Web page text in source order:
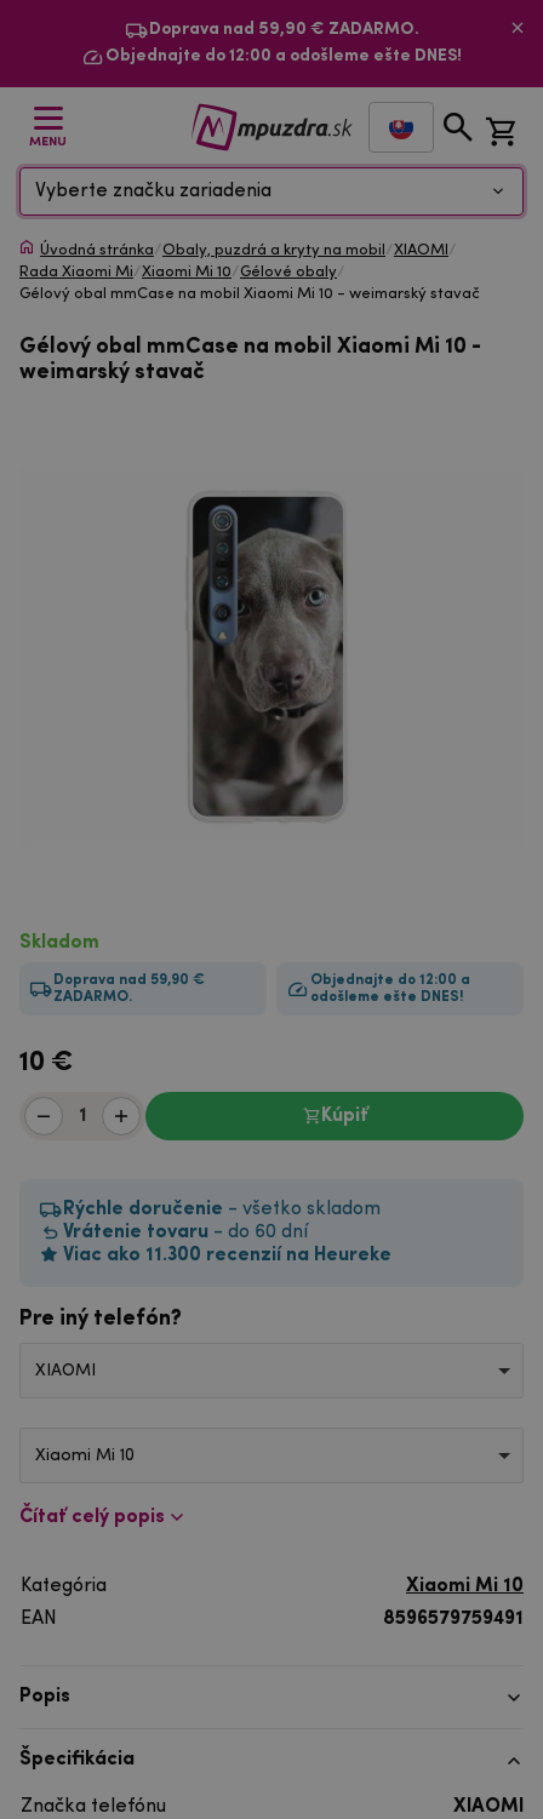
Doprava nad 59,90 € ZADARMO.
Objednajte do 12:00 a odošleme ešte DNES!
MENU
Vyberte značku zariadenia
Úvodná stránka/Obaly, puzdrá a kryty na mobil /XIAOMI /
Rada Xiaomi Mi/Xiaomi Mi 10/Gélové obaly/
Gélový obal mmCase na mobil Xiaomi Mi 10 - weimarský stavač
Gélový obal mmCase na mobil Xiaomi Mi 10 -
weimarský stavač
Skladom
Doprava nad 59,90 €
ZADARMO.
Objednajte do 12:00 a
odošleme ešte DNES!
10 €
Kúpiť
Rýchle doručenie - všetko skladom
Vrátenie tovaru - do 60 dní
Viac ako 11.300 recenzií na Heureke
Pre iný telefón?
XIAOMI
Xiaomi Mi 10
Čítať celý popis
Kategória
Xiaomi Mi 10
EAN
8596579759491
Popis
Špecifikácia
Značka telefónu
XIAOMI